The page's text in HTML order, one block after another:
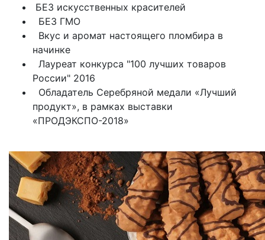
БЕЗ искусственных красителей
БЕЗ ГМО
Вкус и аромат настоящего пломбира в
начинке
Лауреат конкурса "100 лучших товаров
России" 2016
Обладатель Серебряной медали «Лучший
продукт», в рамках выставки
«ПРОДЭКСПО-2018»